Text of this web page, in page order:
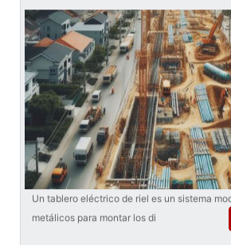
Un tablero eléctrico de riel es un sistema
metálicos para montar los di